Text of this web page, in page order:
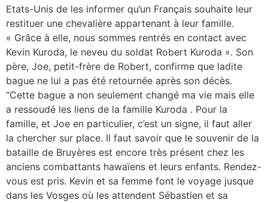
Etats-Unis de les informer qu’un Français souhaite leur
restituer une chevalière appartenant à leur famille.
« Grâce à elle, nous sommes rentrés en contact avec
Kevin Kuroda, le neveu du soldat Robert Kuroda ». Son
père, Joe, petit-frère de Robert, confirme que ladite
bague ne lui a pas été retournée après son décès.
“Cette bague a non seulement changé ma vie mais elle
a ressoudé les liens de la famille Kuroda . Pour la
famille, et Joe en particulier, c’est un signe, il faut aller
la chercher sur place. Il faut savoir que le souvenir de la
bataille de Bruyères est encore très présent chez les
anciens combattants hawaïens et leurs enfants. Rendez-
vous est pris. Kevin et sa femme font le voyage jusque
dans les Vosges où les attendent Sébastien et sa